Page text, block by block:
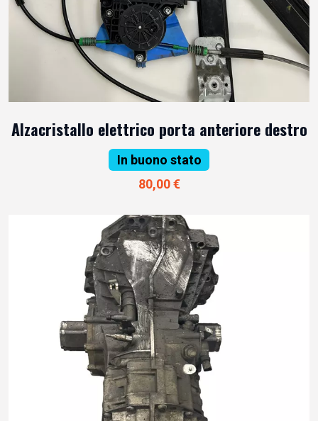
Alzacristallo elettrico porta anteriore destro
In buono stato
80,00 €